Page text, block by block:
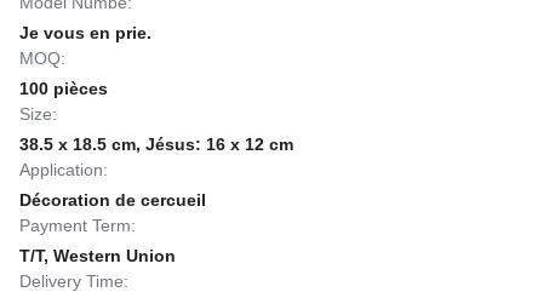
Je vous en prie.
MOQ:
100 pièces
Size:
38.5 x 18.5 cm, Jésus: 16 x 12 cm
Application:
Décoration de cercueil
Payment Term:
T/T, Western Union
Delivery Time: